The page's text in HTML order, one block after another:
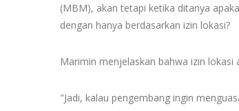
(MBM), akan tetapi ketika ditanya
dengan hanya berdasarkan izin lokasi?
Marimin menjelaskan bahwa izin lokasi
"Jadi, kalau pengembang ingin